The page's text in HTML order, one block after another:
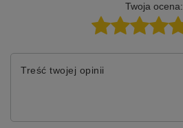
Twoja ocena:
Treść twojej opinii